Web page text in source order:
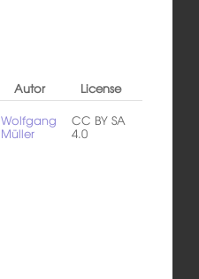
Autor
License
Wolfgang
Müller
CC BY SA
4.0